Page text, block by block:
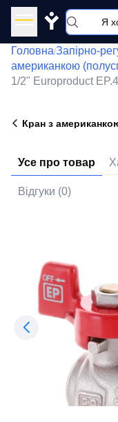
Y
Головна/Запірно-
американкою
1/2" Europroduct
Кран з
Усе про товар
Відгуки (0)